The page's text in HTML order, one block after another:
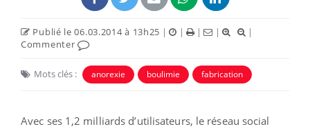
Publié le 06.03.2014 à 13h25 | | | |
|
Commenter
Mots clés : anorexie boulimie fabrication
Avec ses 1,2 milliards d’utilisateurs, le réseau social